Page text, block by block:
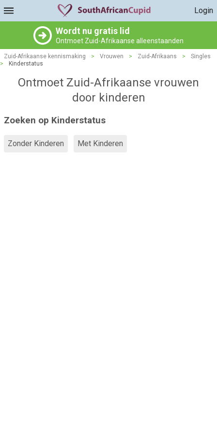
Login
Wordt nu gratis lid
Ontmoet Zuid-Afrikaanse alleenstaanden
Zuid-Afrikaanse kennismaking > Vrouwen > Zuid-Afrikaans >
Singles
>
Kinderstatus
Ontmoet Zuid-Afrikaanse vrouwen
door kinderen
Zoeken op Kinderstatus
Zonder Kinderen Met Kinderen